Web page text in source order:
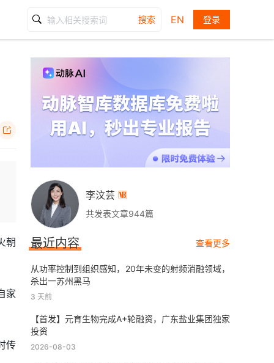
搜索 EN 登录

朝
家
传
李汶芸 
共发表文章944篇
最近内容 查看更多
从功率控制到组织感知，20年未变的射频消融领域，
杀出一苏州黑马
3 天前
【首发】元育生物完成A+轮融资，广东盐业集团独家
投资
2026-08-03